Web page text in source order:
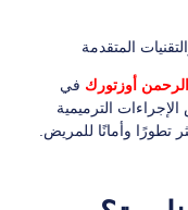
المتقدمة
الرحمن أوزتورك في
الترميمية
تطورًا وأمانًا للمريض.